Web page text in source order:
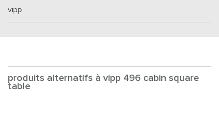
vipp
produits alternatifs à vipp 496 cabin square
table